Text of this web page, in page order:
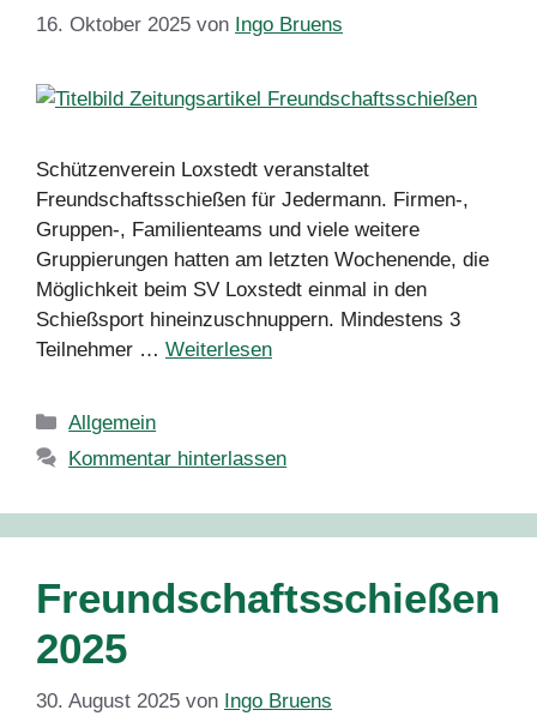
16. Oktober 2025 von Ingo Bruens
Schützenverein Loxstedt veranstaltet
Freundschaftsschießen für Jedermann. Firmen-,
Gruppen-, Familienteams und viele weitere
Gruppierungen hatten am letzten Wochenende, die
Möglichkeit beim SV Loxstedt einmal in den
Schießsport hineinzuschnuppern. Mindestens 3
Teilnehmer … Weiterlesen
Kategorien
Allgemein
Kommentar hinterlassen
Freundschaftsschießen
2025
30. August 2025 von Ingo Bruens